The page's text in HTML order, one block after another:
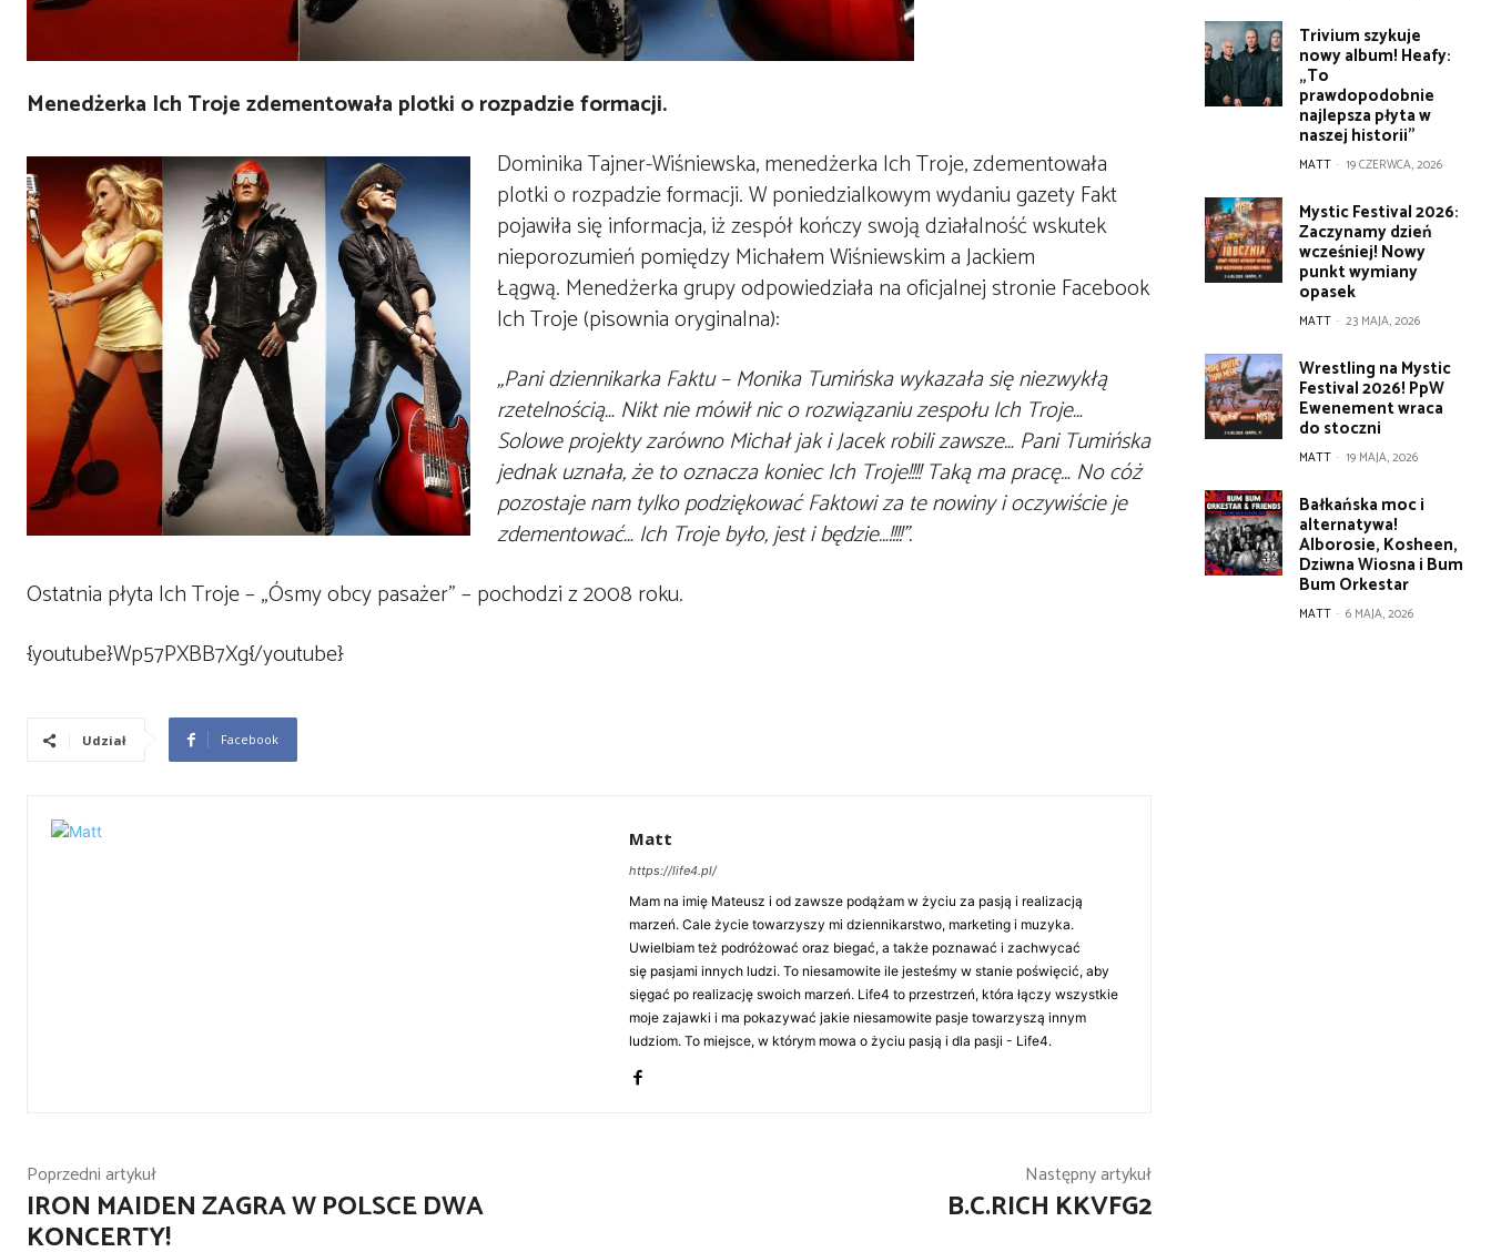
Menedżerka Ich Troje zdementowała plotki o rozpadzie formacji.
Dominika Tajner-Wiśniewska, menedżerka Ich Troje, zdementowała
plotki o rozpadzie formacji. W poniedzialkowym wydaniu gazety Fakt
pojawiła się informacja, iż zespół kończy swoją działalność wskutek
nieporozumień pomiędzy Michałem Wiśniewskim a Jackiem
Łągwą. Menedżerka grupy odpowiedziała na oficjalnej stronie Facebook
Ich Troje (pisownia oryginalna):
„Pani dziennikarka Faktu – Monika Tumińska wykazała się niezwykłą
rzetelnością… Nikt nie mówił nic o rozwiązaniu zespołu Ich Troje…
Solowe projekty zarówno Michał jak i Jacek robili zawsze… Pani Tumińska
jednak uznała, że to oznacza koniec Ich Troje!!!! Taką ma pracę… No cóż
pozostaje nam tylko podziękować Faktowi za te nowiny i oczywiście je
zdementować… Ich Troje było, jest i będzie…!!!!”.
Ostatnia płyta Ich Troje – „Ósmy obcy pasażer” – pochodzi z 2008 roku.
{youtube}Wp57PXBB7Xg{/youtube}
Udział Facebook
Matt
https://life4.pl/
Mam na imię Mateusz i od zawsze podążam w życiu za pasją i realizacją
marzeń. Cale życie towarzyszy mi dziennikarstwo, marketing i muzyka.
Uwielbiam też podróżować oraz biegać, a także poznawać i zachwycać
się pasjami innych ludzi. To niesamowite ile jesteśmy w stanie poświęcić, aby
sięgać po realizację swoich marzeń. Life4 to przestrzeń, która łączy wszystkie
moje zajawki i ma pokazywać jakie niesamowite pasje towarzyszą innym
ludziom. To miejsce, w którym mowa o życiu pasją i dla pasji - Life4.
Poprzedni artykuł
IRON MAIDEN ZAGRA W POLSCE DWA
KONCERTY!
Następny artykuł
B.C.RICH KKVFG2
Trivium szykuje
nowy album! Heafy:
„To
prawdopodobnie
najlepsza płyta w
naszej historii”
MATT - 19 CZERWCA, 2026
Mystic Festival 2026:
Zaczynamy dzień
wcześniej! Nowy
punkt wymiany
opasek
MATT - 23 MAJA, 2026
Wrestling na Mystic
Festival 2026! PpW
Ewenement wraca
do stoczni
MATT - 19 MAJA, 2026
Bałkańska moc i
alternatywa!
Alborosie, Kosheen,
Dziwna Wiosna i Bum
Bum Orkestar
MATT - 6 MAJA, 2026